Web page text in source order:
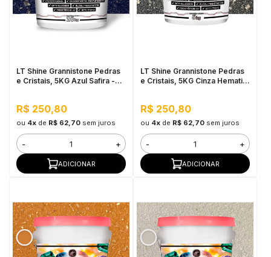
LT Shine Grannistone Pedras
e Cristais, 5KG Azul Safira -
R$ 250,80
ou 4xde R$ 62,70 sem juros
- +
ADICIONAR
LT Shine Grannistone Pedras
e Cristais, 5KG Cinza Hematita
R$ 250,80
ou 4xde R$ 62,70 sem juros
- +
ADICIONAR